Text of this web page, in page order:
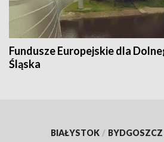
Fundusze Europejskie dla
Śląska
BIAŁYSTOK / BYDGOSZCZ